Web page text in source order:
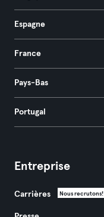
Espagne
France
Pays-Bas
Portugal
Entreprise
Carrières Nous recrutons!